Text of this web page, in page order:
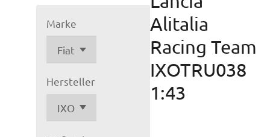
Alitalia
Racing Team
IXOTRU038
1:43
Marke
Hersteller